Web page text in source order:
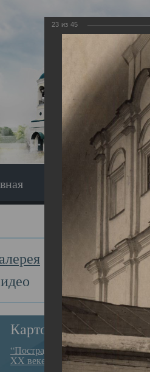
Экскурсия
Картотека
“Пострадавшие за веру в
XX веке на Севере”
23 из 45